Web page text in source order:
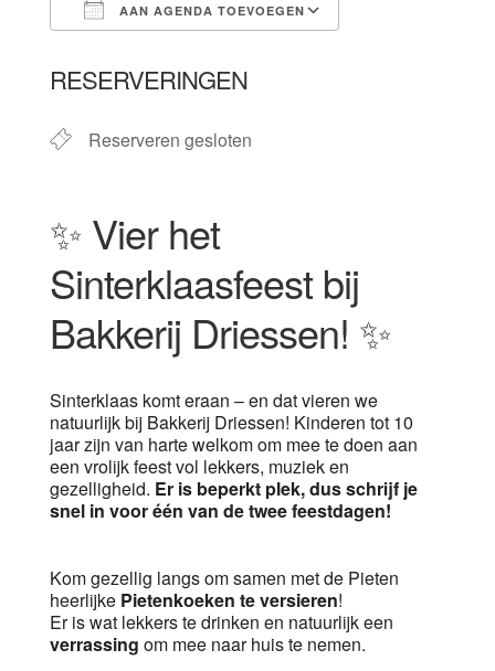
AAN AGENDA TOEVOEGEN
RESERVERINGEN
Reserveren gesloten
✨ Vier het
Sinterklaasfeest bij
Bakkerij Driessen! ✨
Sinterklaas komt eraan – en dat vieren we
natuurlijk bij Bakkerij Driessen! Kinderen tot 10
jaar zijn van harte welkom om mee te doen aan
een vrolijk feest vol lekkers, muziek en
gezelligheid. Er is beperkt plek, dus schrijf je
snel in voor één van de twee feestdagen!
Kom gezellig langs om samen met de Pieten
heerlijke Pietenkoeken te versieren!
Er is wat lekkers te drinken en natuurlijk een
verrassing om mee naar huis te nemen.